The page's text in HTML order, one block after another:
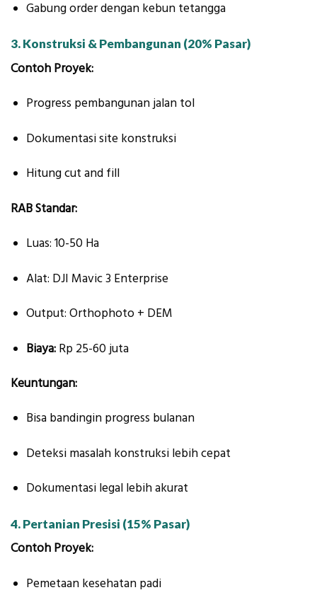
Gabung order dengan kebun tetangga
3. Konstruksi & Pembangunan (20% Pasar)
Contoh Proyek:
Progress pembangunan jalan tol
Dokumentasi site konstruksi
Hitung cut and fill
RAB Standar:
Luas: 10-50 Ha
Alat: DJI Mavic 3 Enterprise
Output: Orthophoto + DEM
Biaya: Rp 25-60 juta
Keuntungan:
Bisa bandingin progress bulanan
Deteksi masalah konstruksi lebih cepat
Dokumentasi legal lebih akurat
4. Pertanian Presisi (15% Pasar)
Contoh Proyek:
Pemetaan kesehatan padi